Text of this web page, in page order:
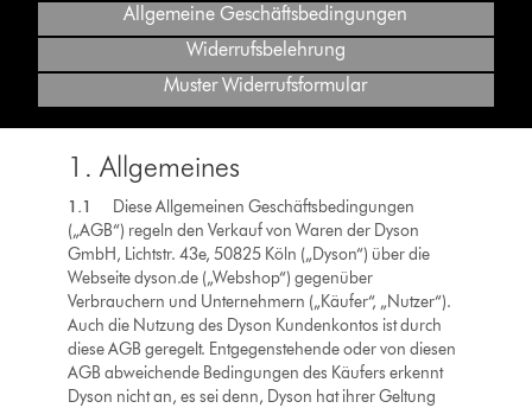
Allgemeine Geschäftsbedingungen
Widerrufsbelehrung
Muster Widerrufsformular
1. Allgemeines
1.1
Diese Allgemeinen Geschäftsbedingungen
(„AGB“) regeln den Verkauf von Waren der Dyson
GmbH, Lichtstr. 43e, 50825 Köln („Dyson“) über die
Webseite dyson.de („Webshop“) gegenüber
Verbrauchern und Unternehmern („Käufer“, „Nutzer“).
Auch die Nutzung des Dyson Kundenkontos ist durch
diese AGB geregelt. Entgegenstehende oder von diesen
AGB abweichende Bedingungen des Käufers erkennt
Dyson nicht an, es sei denn, Dyson hat ihrer Geltung